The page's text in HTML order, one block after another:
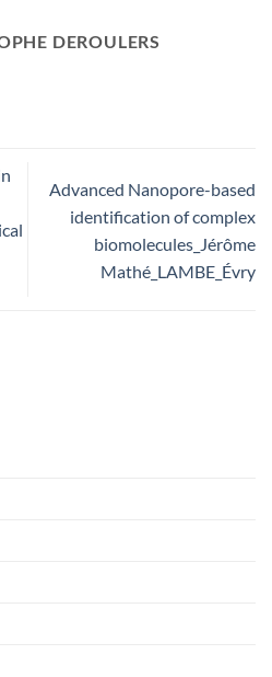
DEROULERS
Advanced Nanopore-based
identification of complex
biomolecules_Jérôme
Mathé_LAMBE_Évry